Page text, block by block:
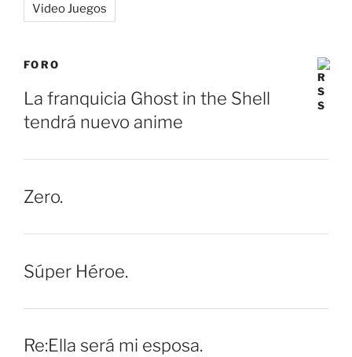
Video Juegos
FORO
La franquicia Ghost in the Shell
tendrá nuevo anime
Zero.
Súper Héroe.
Re:Ella será mi esposa.